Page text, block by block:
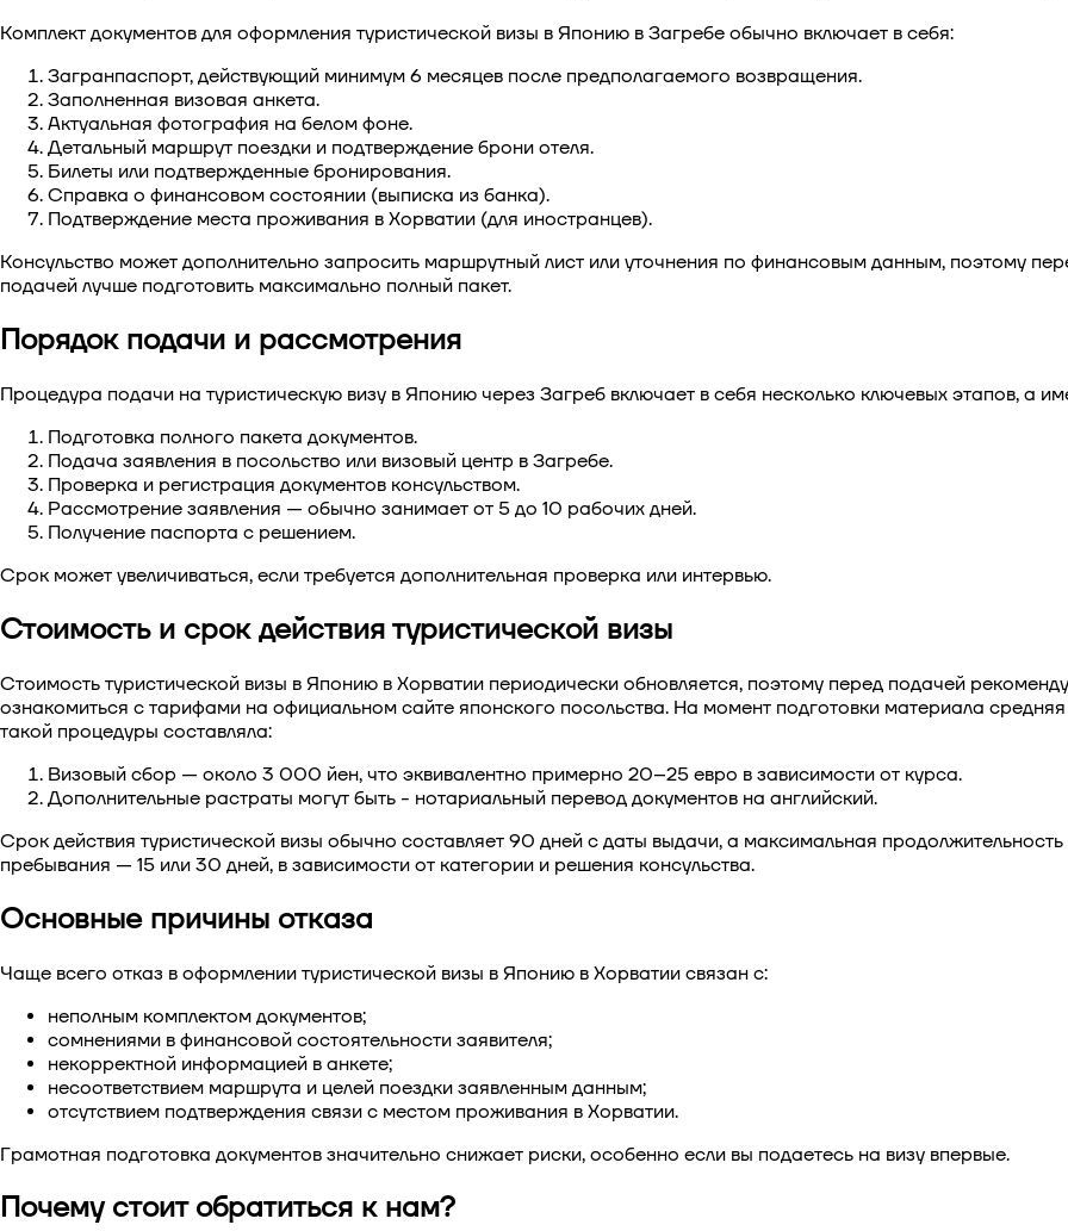
Комплект документов для оформления туристической визы в Японию в Загребе обычно включает в себя:
Загранпаспорт, действующий минимум 6 месяцев после предполагаемого возвращения.
Заполненная визовая анкета.
Актуальная фотография на белом фоне.
Детальный маршрут поездки и подтверждение брони отеля.
Билеты или подтвержденные бронирования.
Справка о финансовом состоянии (выписка из банка).
Подтверждение места проживания в Хорватии (для иностранцев).
Консульство может дополнительно запросить маршрутный лист или уточнения по финансовым данным, поэтому
подачей лучше подготовить максимально полный пакет.
Порядок подачи и рассмотрения
Процедура подачи на туристическую визу в Японию через Загреб включает в себя несколько ключевых этапов, а
Подготовка полного пакета документов.
Подача заявления в посольство или визовый центр в Загребе.
Проверка и регистрация документов консульством.
Рассмотрение заявления — обычно занимает от 5 до 10 рабочих дней.
Получение паспорта с решением.
Срок может увеличиваться, если требуется дополнительная проверка или интервью.
Стоимость и срок действия туристической визы
Стоимость туристической визы в Японию в Хорватии периодически обновляется, поэтому перед подачей
ознакомиться с тарифами на официальном сайте японского посольства. На момент подготовки материала
такой процедуры составляла:
Визовый сбор — около 3 000 йен, что эквивалентно примерно 20–25 евро в зависимости от курса.
Дополнительные растраты могут быть - нотариальный перевод документов на английский.
Срок действия туристической визы обычно составляет 90 дней с даты выдачи, а максимальная продолжительность
пребывания — 15 или 30 дней, в зависимости от категории и решения консульства.
Основные причины отказа
Чаще всего отказ в оформлении туристической визы в Японию в Хорватии связан с:
неполным комплектом документов;
сомнениями в финансовой состоятельности заявителя;
некорректной информацией в анкете;
несоответствием маршрута и целей поездки заявленным данным;
отсутствием подтверждения связи с местом проживания в Хорватии.
Грамотная подготовка документов значительно снижает риски, особенно если вы подаетесь на визу впервые.
Почему стоит обратиться к нам?